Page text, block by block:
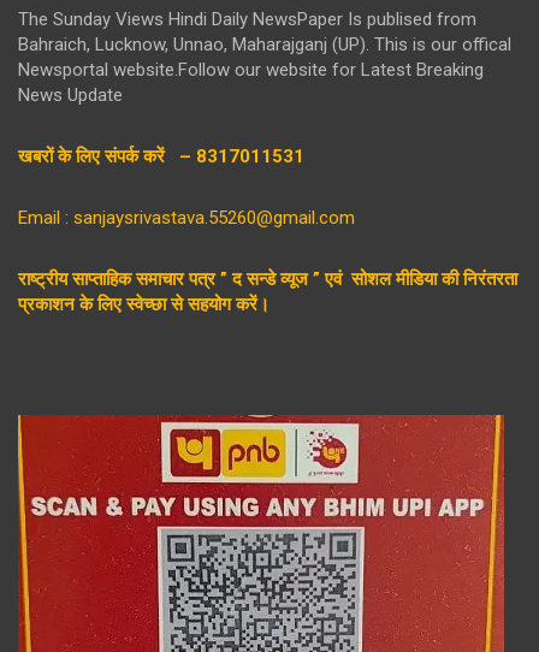
The Sunday Views Hindi Daily NewsPaper Is publised from
Bahraich, Lucknow, Unnao, Maharajganj (UP). This is our offical
Newsportal website.Follow our website for Latest Breaking
News Update
खबरों के लिए संपर्क करें – 8317011531
Email : sanjaysrivastava.55260@gmail.com
राष्ट्रीय साप्ताहिक समाचार पत्र ” द सन्डे व्यूज ” एवं सोशल मीडिया की निरंतरता
प्रकाशन के लिए स्वेच्छा से सहयोग करें।